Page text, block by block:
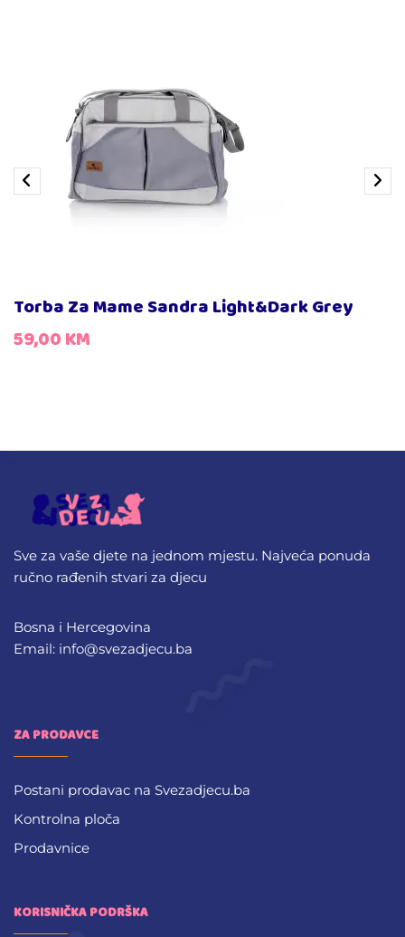
Torba Za Mame Sandra Light&Dark Grey
59,00KM
Sve za vaše djete na jednom mjestu. Najveća ponuda
ručno rađenih stvari za djecu
Bosna i Hercegovina
Email: info@svezadjecu.ba
ZA PRODAVCE
Postani prodavac na Svezadjecu.ba
Kontrolna ploča
Prodavnice
KORISNIČKA PODRŠKA